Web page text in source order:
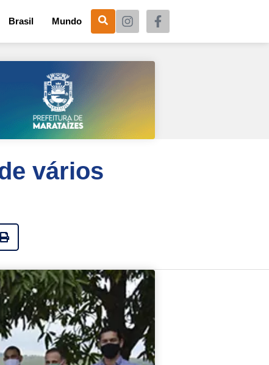
Brasil Mundo
vários